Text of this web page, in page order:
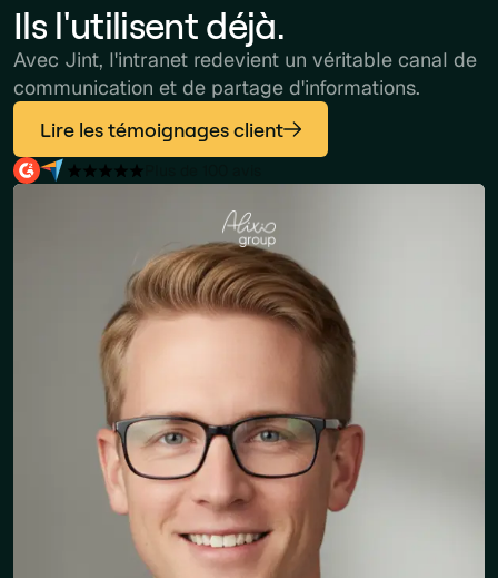
Ils l'utilisent déjà.
Avec Jint, l'intranet redevient un véritable canal de
communication et de partage d'informations.
Lire les témoignages client